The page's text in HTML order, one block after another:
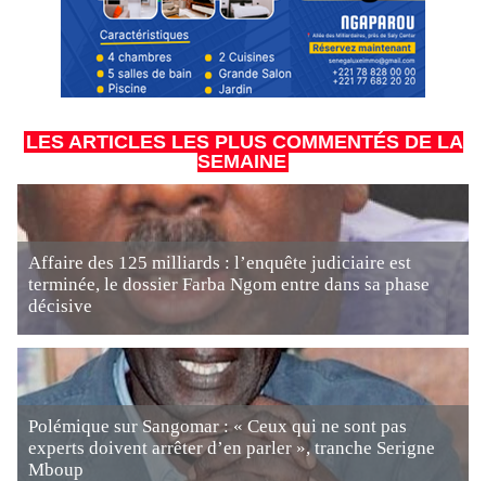
LES ARTICLES LES PLUS COMMENTÉS DE LA
SEMAINE
Affaire des 125 milliards : l’enquête judiciaire est
terminée, le dossier Farba Ngom entre dans sa phase
décisive
Polémique sur Sangomar : « Ceux qui ne sont pas
experts doivent arrêter d’en parler », tranche Serigne
Mboup